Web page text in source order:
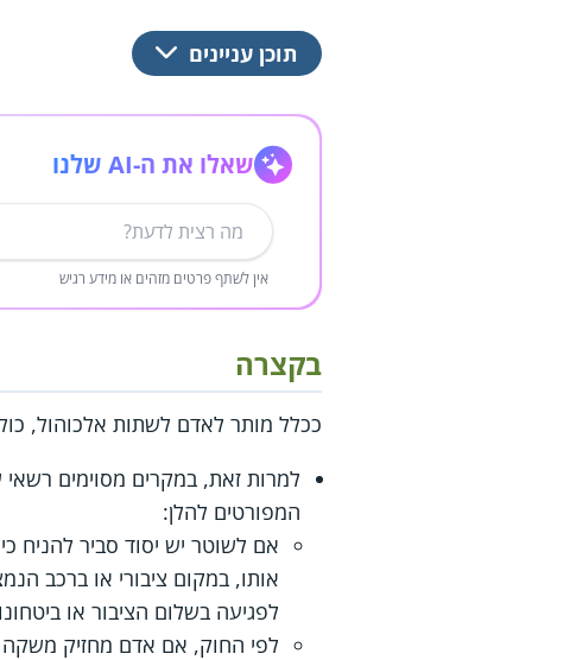
תוכן עניינים
שאלו את ה-AI שלנו
אין לשתף פרטים מזהים או מידע רגיש
בקצרה
ככלל מותר לאדם לשתות אלכוהול,
למרות זאת, במקרים מסוימים
המפורטים להלן:
אם לשוטר יש יסוד סביר להניח
אותו, במקום ציבורי או ברכב
לפגיעה בשלום הציבור או
לפי החוק, אם אדם מחזיק